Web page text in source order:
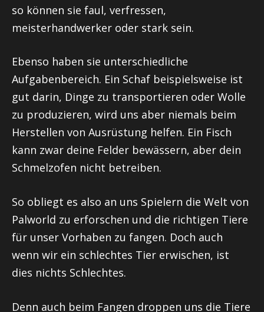
so können sie faul, verfressen,
meisterhandwerker oder stark sein.
Ebenso haben sie unterschiedliche
Aufgabenbereich. Ein Schaf beispielsweise ist
gut darin, Dinge zu transportieren oder Wolle
zu produzieren, wird uns aber niemals beim
Herstellen von Ausrüstung helfen. Ein Fisch
kann zwar deine Felder bewässern, aber dein
Schmelzofen nicht betreiben.
So obliegt es also an uns Spielern die Welt von
Palworld zu erforschen und die richtigen Tiere
für unser Vorhaben zu fangen. Doch auch
wenn wir ein schlechtes Tier erwischen, ist
dies nichts Schlechtes.
Denn auch beim Fangen droppen uns die Tiere